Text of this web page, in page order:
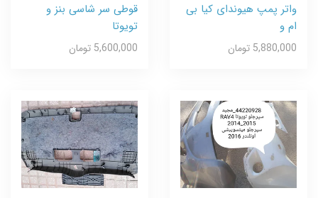
واتر پمپ هیوندای کیا بی
ام و
5,880,000 تومان
قوطی سر شاسی بنز و
تویوتا
5,600,000 تومان